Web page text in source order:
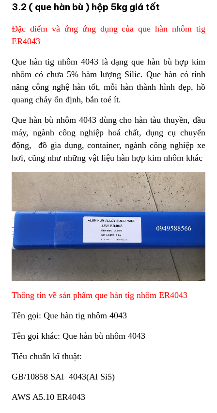
3.2 ( que hàn bù ) hộp 5kg giá tốt
Đặc điểm và ứng ứng dụng của que hàn nhôm tig
ER4043
Que hàn tig nhôm 4043 là dạng que hàn bù hợp kim
nhôm có chưa 5% hàm lượng Silic. Que hàn có tính
năng công nghệ hàn tốt, mỗi hàn thành hình đẹp, hồ
quang cháy ổn định, bắn toé ít.
Que hàn bù nhôm 4043 dùng cho hàn tàu thuyền, đầu
máy, ngành công nghiệp hoá chất, dụng cụ chuyển
động, đồ gia dụng, container, ngành công nghiệp xe
hơi, cũng như những vật liệu hàn hợp kim nhôm khác
Thông tin về sản phẩm que hàn tig nhôm ER4043
Tên gọi: Que hàn tig nhôm 4043
Tên gọi khác: Que hàn bù nhôm 4043
Tiêu chuẩn kĩ thuật:
GB/10858 SAl 4043(Al Si5)
AWS A5.10 ER4043